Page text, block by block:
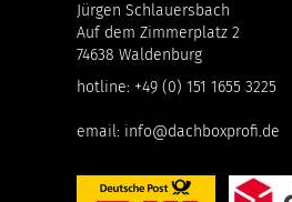
Jürgen Schlauersbach
Auf dem Zimmerplatz 2
74638 Waldenburg
hotline: +49 (0) 151 1655 3225
email: info@dachboxprofi.de